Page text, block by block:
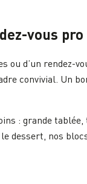
vous pro
ou d’un
convivial. Un
: grande
dessert, nos